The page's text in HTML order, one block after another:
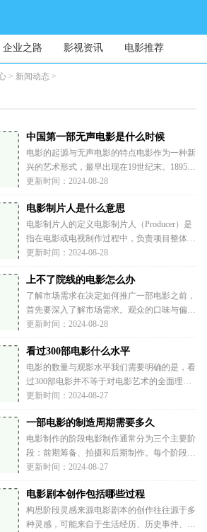
企业之路 影视资讯 电影推荐
> 新闻动态 >
中国第一部无声电影是什么时候
电影的起源与无声电影的特点电影作为一种新
兴的艺术形式，最早出现在19世纪末。1895
年，法国的卢米埃尔兄弟首次将电影带入公众
种全球性的娱乐方式。无声电影的时代大约持
续到1927年，尽管在这之前，电影已
更新时间：2024-08-28
电影制片人是什么意思
电影制片人的定义电影制片人（Producer）是
指在电影或电视制作过程中，负责项目整体管
理和协调的人。这个角色在制作的各个阶段都
到后期制作和发行，制片人都是不可或缺的参
与者。制片人的主要职责项目开发：
更新时间：2024-08-28
上不了院线的电影怎么办
了解市场需求在决定如何推广一部电影之前，
首先要深入了解市场需求。观众的口味与偏好
时刻在变化，因此进行市场调研至关重要。可
观察社交媒体上观众的反馈，了解他们对不同
类型影片的反应。这可以通过分析热门话题、
更新时间：2024-08-28
看过300部电影什么水平
电影的数量与观影水平我们需要明确的是，看
过300部电影并不等于对电影艺术的全面理
解。观影水平不仅取决于观看的数量，更与个
关。观影数量的意义观看300部电影意味着你
已经接触了多种多样的题材、风格和导演。这
更新时间：2024-08-27
一部电影的制造周期需要多久
电影制作的阶段电影制作通常分为三个主要阶
段：前期筹备、拍摄和后期制作。每个阶段都
有其独特的任务和挑战，决定了整部电影的质
中至关重要的一步，通常包括剧本创作、选
角、预算、场地考察和制作团队的组建等。这
一
更新时间：2024-08-27
电影剧本创作包括哪些过程
构思阶段灵感来源电影剧本的创作往往源于多
种灵感，可能来自于生活经历、历史事件、小